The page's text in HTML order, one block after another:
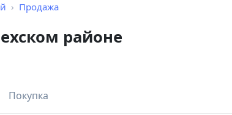
Продажа
районе
Покупка